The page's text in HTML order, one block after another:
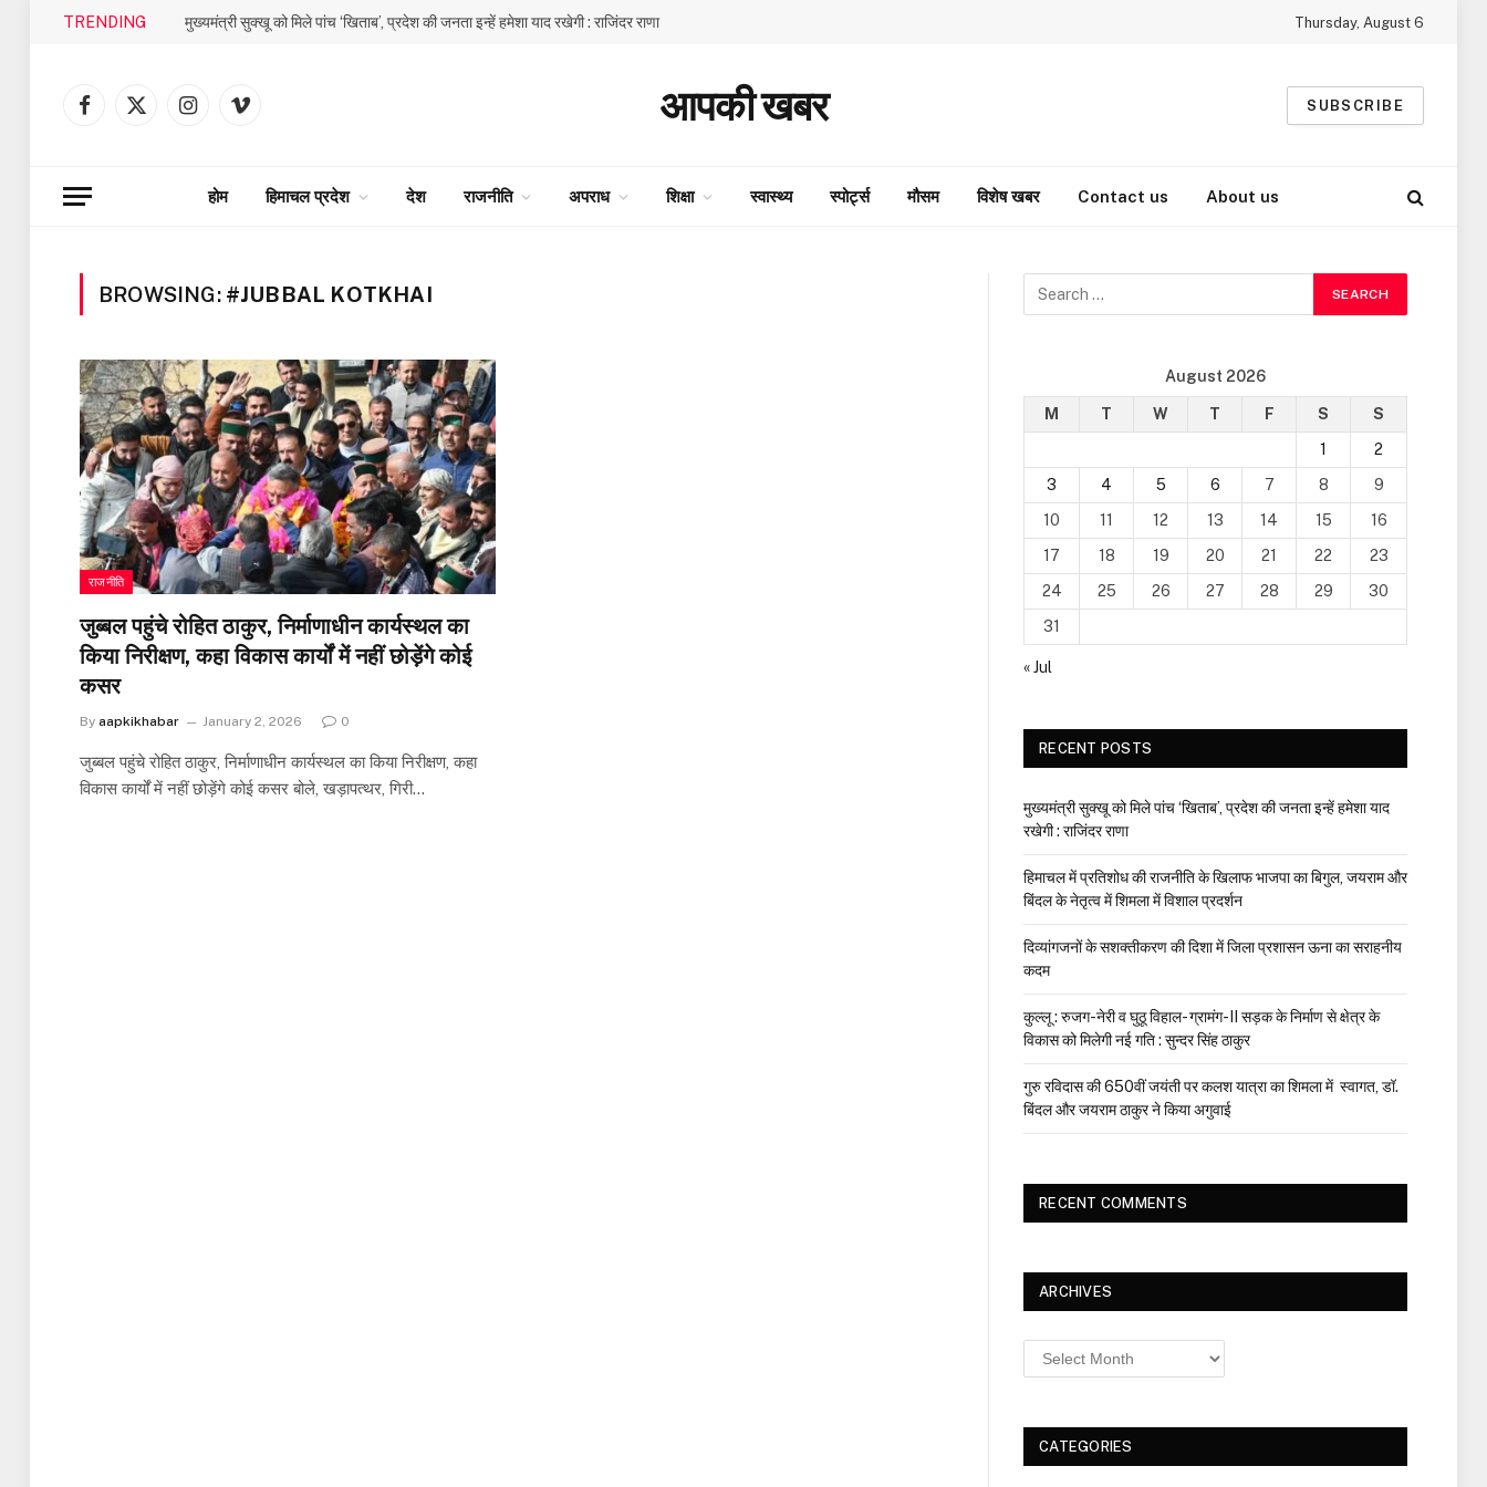
TRENDING मुख्यमंत्री सुक्खू को मिले पांच ‘खिताब’, प्रदेश की जनता इन्हें हमेशा याद रखेगी : राजिंदर राणा Thursday, August 6
Facebook
X
InstagramVimeo आपकी खबर SUBSCRIBE
होम हिमाचल प्रदेश देश राजनीति अपराध शिक्षा स्वास्थ्य स्पोर्ट्स मौसम विशेष खबर Contact us About us
BROWSING: #JUBBAL KOTKHAI
राजनीति
जुब्बल पहुंचे रोहित ठाकुर, निर्माणाधीन कार्यस्थल का
किया निरीक्षण, कहा विकास कार्यों में नहीं छोड़ेंगे कोई
कसर
By aapkikhabar January 2, 2026 0
जुब्बल पहुंचे रोहित ठाकुर, निर्माणाधीन कार्यस्थल का किया निरीक्षण, कहा
विकास कार्यों में नहीं छोड़ेंगे कोई कसर बोले, खड़ापत्थर, गिरी…
August 2026
M T W T F S
S
1
2
3
4 5 6 7 8
9
10
11 12 13 14 15
16
17
18 19 20 21 22
23
24
25 26 27 28 29
30
31
« Jul
RECENT POSTS
मुख्यमंत्री सुक्खू को मिले पांच ‘खिताब’, प्रदेश की जनता इन्हें हमेशा याद
रखेगी : राजिंदर राणा
हिमाचल में प्रतिशोध की राजनीति के खिलाफ भाजपा का बिगुल, जयराम और
बिंदल के नेतृत्व में शिमला में विशाल प्रदर्शन
दिव्यांगजनों के सशक्तीकरण की दिशा में जिला प्रशासन ऊना का सराहनीय
कदम
कुल्लू : रुजग-नेरी व घुठू विहाल- ग्रामंग-II सड़क के निर्माण से क्षेत्र के
विकास को मिलेगी नई गति : सुन्दर सिंह ठाकुर
गुरु रविदास की 650वीं जयंती पर कलश यात्रा का शिमला में स्वागत, डॉ.
बिंदल और जयराम ठाकुर ने किया अगुवाई
RECENT COMMENTS
ARCHIVES
Archives
CATEGORIES